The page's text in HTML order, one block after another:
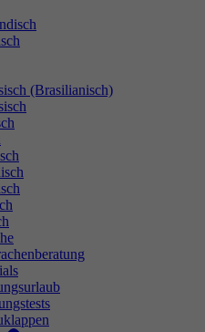
(Brasilianisch)